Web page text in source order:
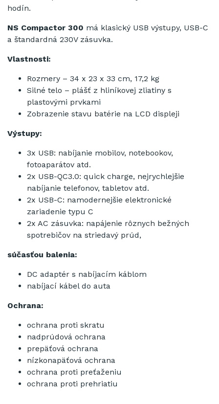
hodín.
NS Compactor 300 má klasický USB výstupy, USB-C
a štandardná 230V zásuvka.
Vlastnosti:
Rozmery – 34 x 23 x 33 cm, 17,2 kg
Silné telo – plášť z hliníkovej zliatiny s
plastovými prvkami
Zobrazenie stavu batérie na LCD displeji
Výstupy:
3x USB: nabíjanie mobilov, notebookov,
fotoaparátov atd.
2x USB-QC3.0: quick charge, nejrychlejšie
nabíjanie telefonov, tabletov atd.
2x USB-C: namodernejšie elektronické
zariadenie typu C
2x AC zásuvka: napájenie rôznych bežných
spotrebičov na striedavý prúd,
súčasťou balenia:
DC adaptér s nabíjacím káblom
nabíjací kábel do auta
Ochrana:
ochrana proti skratu
nadprúdová ochrana
prepäťová ochrana
nízkonapäťová ochrana
ochrana proti preťaženiu
ochrana proti prehriatiu